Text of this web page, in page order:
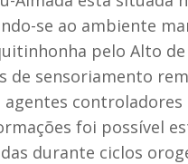
se ao ambiente
pelo Alto
de sensoriamento
foi possível
durante ciclos